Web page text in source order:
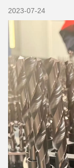
2023-07-24